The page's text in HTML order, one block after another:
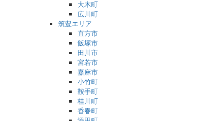
大木町
広川町
筑豊エリア
直方市
飯塚市
田川市
宮若市
嘉麻市
小竹町
鞍手町
桂川町
香春町